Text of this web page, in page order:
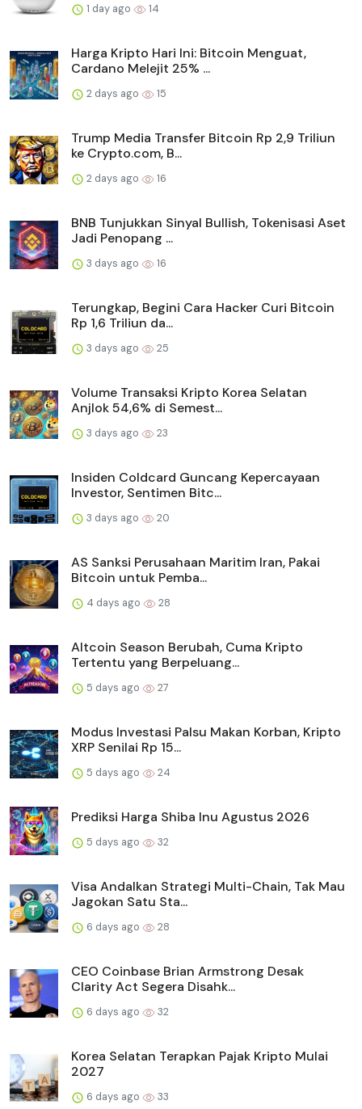
1 day ago 14
Harga Kripto Hari Ini: Bitcoin Menguat,
Cardano Melejit 25% ...
2 days ago 15
Trump Media Transfer Bitcoin Rp 2,9 Triliun
ke Crypto.com, B...
2 days ago 16
BNB Tunjukkan Sinyal Bullish, Tokenisasi Aset
Jadi Penopang ...
3 days ago 16
Terungkap, Begini Cara Hacker Curi Bitcoin
Rp 1,6 Triliun da...
3 days ago 25
Volume Transaksi Kripto Korea Selatan
Anjlok 54,6% di Semest...
3 days ago 23
Insiden Coldcard Guncang Kepercayaan
Investor, Sentimen Bitc...
3 days ago 20
AS Sanksi Perusahaan Maritim Iran, Pakai
Bitcoin untuk Pemba...
4 days ago 28
Altcoin Season Berubah, Cuma Kripto
Tertentu yang Berpeluang...
5 days ago 27
Modus Investasi Palsu Makan Korban, Kripto
XRP Senilai Rp 15...
5 days ago 24
Prediksi Harga Shiba Inu Agustus 2026
5 days ago 32
Visa Andalkan Strategi Multi-Chain, Tak Mau
Jagokan Satu Sta...
6 days ago 28
CEO Coinbase Brian Armstrong Desak
Clarity Act Segera Disahk...
6 days ago 32
Korea Selatan Terapkan Pajak Kripto Mulai
2027
6 days ago 33